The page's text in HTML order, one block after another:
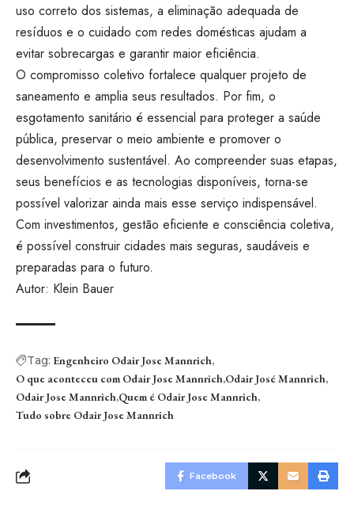
uso correto dos sistemas, a eliminação adequada de
resíduos e o cuidado com redes domésticas ajudam a
evitar sobrecargas e garantir maior eficiência.
O compromisso coletivo fortalece qualquer projeto de
saneamento e amplia seus resultados. Por fim, o
esgotamento sanitário é essencial para proteger a saúde
pública, preservar o meio ambiente e promover o
desenvolvimento sustentável. Ao compreender suas etapas,
seus benefícios e as tecnologias disponíveis, torna-se
possível valorizar ainda mais esse serviço indispensável.
Com investimentos, gestão eficiente e consciência coletiva,
é possível construir cidades mais seguras, saudáveis e
preparadas para o futuro.
Autor: Klein Bauer
Tag: Engenheiro Odair Jose Mannrich
O que aconteceu com Odair Jose Mannrich Odair José Mannrich
Odair Jose Mannrich Quem é Odair Jose Mannrich
Tudo sobre Odair Jose Mannrich
Facebook